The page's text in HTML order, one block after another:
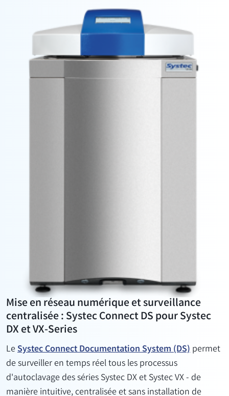
Mise en réseau numérique et surveillance
centralisée : Systec Connect DS pour Systec
DX et VX-Series
LeSystec Connect Documentation System (DS)permet
de surveiller en temps réel tous les processus
d'autoclavage des séries Systec DX et Systec VX - de
manière intuitive, centralisée et sans installation de